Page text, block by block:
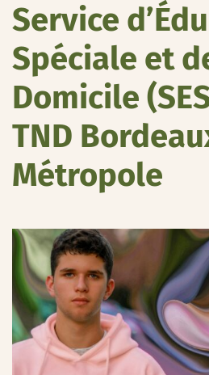
Service
Spéciale et
Domicile
TND
Métropole